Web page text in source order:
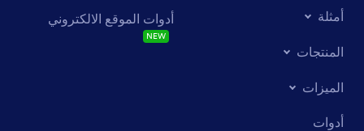
أمثلة
المنتجات
الميزات
أدوات
أدوات الموقع الالكتروني
NEW